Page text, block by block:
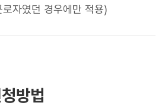
자였던 경우에만 적용)
방법